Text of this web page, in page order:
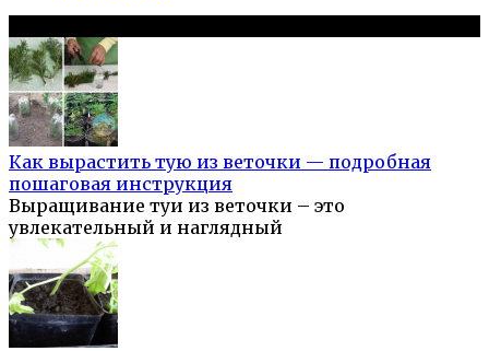
Как вырастить тую из веточки — подробная
пошаговая инструкция
Выращивание туи из веточки – это
увлекательный и наглядный